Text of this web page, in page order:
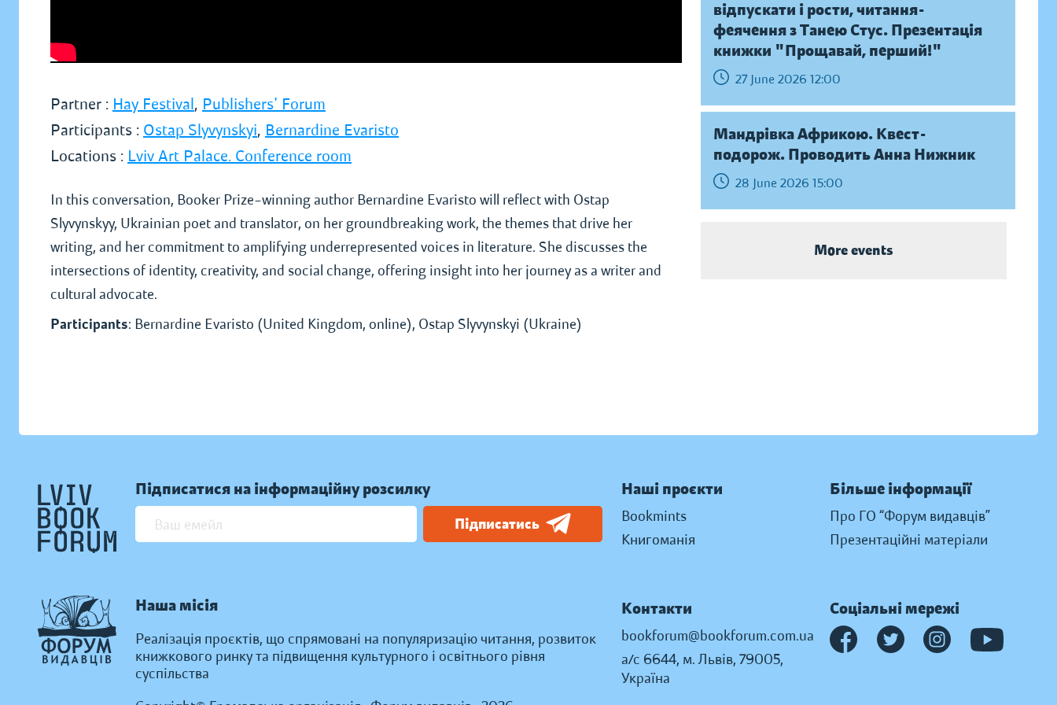
Partner : Hay Festival, Publishers' Forum
Participants : Ostap Slyvynskyi, Bernardine Evaristo
Locations : Lviv Art Palace. Conference room
In this conversation, Booker Prize–winning author Bernardine Evaristo will reflect with Ostap
Slyvynskyy, Ukrainian poet and translator, on her groundbreaking work, the themes that drive her
writing, and her commitment to amplifying underrepresented voices in literature. She discusses the
intersections of identity, creativity, and social change, offering insight into her journey as a writer and
cultural advocate.
Participants: Bernardine Evaristo (United Kingdom, online), Ostap Slyvynskyi (Ukraine)
відпускати і рости, читання-
феячення з Танею Стус. Презентація
книжки "Прощавай, перший!"
27 June 2026 12:00
Мандрівка Африкою. Квест-
подорож. Проводить Анна Нижник
28 June 2026 15:00
More events
Підписатися на інформаційну розсилку
Підписатись
Наша місія
Реалізація проєктів, що спрямовані на популяризацію читання, розвиток
книжкового ринку та підвищення культурного і освітнього рівня
суспільства
Наші проєкти
Bookmints
Книгоманія
Більше інформації
Про ГО “Форум видавців”
Презентаційні матеріали
Контакти
bookforum@bookforum.com.ua
а/с 6644, м. Львів, 79005,
Україна
Соціальні мережі